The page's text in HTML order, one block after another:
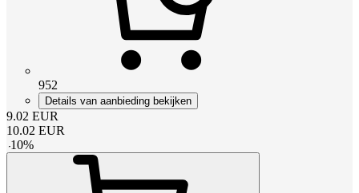
952
Details van aanbieding bekijken
9.02 EUR
10.02 EUR
-10%